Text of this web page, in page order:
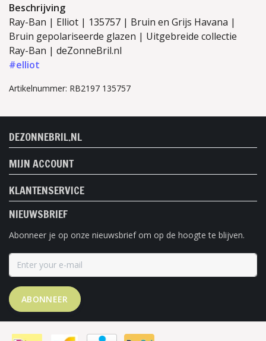
Beschrijving
Ray-Ban | Elliot | 135757 | Bruin en Grijs Havana |
Bruin gepolariseerde glazen | Uitgebreide collectie
Ray-Ban | deZonneBril.nl
#elliot
Artikelnummer: RB2197 135757
DEZONNEBRIL.NL
MIJN ACCOUNT
KLANTENSERVICE
NIEUWSBRIEF
Abonneer je op onze nieuwsbrief om op de hoogte te blijven.
ABONNEER